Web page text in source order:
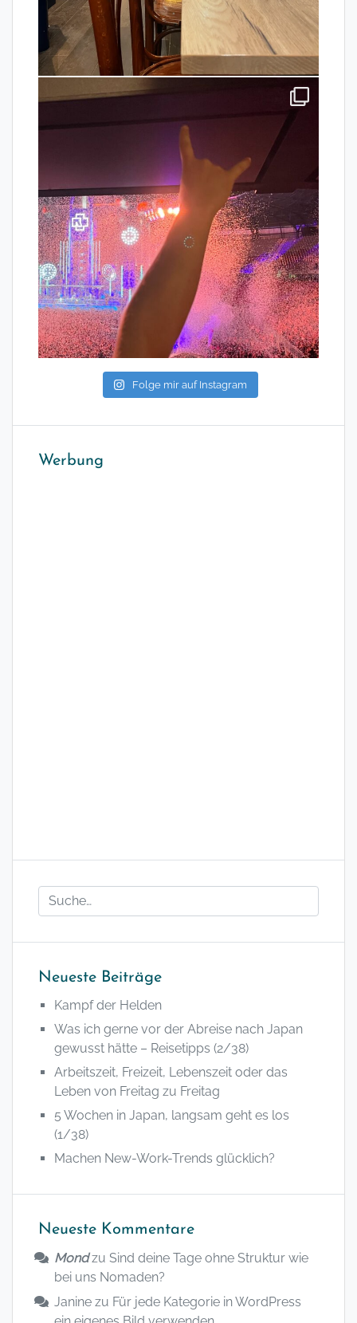
Folge mir auf Instagram
Werbung
Neueste Beiträge
Kampf der Helden
Was ich gerne vor der Abreise nach Japan
gewusst hätte – Reisetipps (2/38)
Arbeitszeit, Freizeit, Lebenszeit oder das
Leben von Freitag zu Freitag
5 Wochen in Japan, langsam geht es los
(1/38)
Machen New-Work-Trends glücklich?
Neueste Kommentare
Mondzu Sind deine Tage ohne Struktur wie
bei uns Nomaden?
Janine zu Für jede Kategorie in WordPress